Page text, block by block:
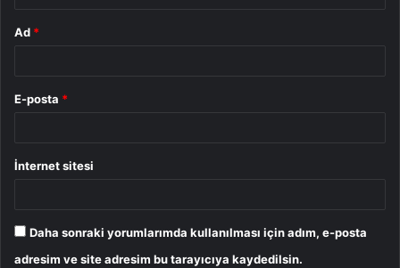
Ad *
E-posta *
İnternet sitesi
Daha sonraki yorumlarımda kullanılması için adım, e-posta
adresim ve site adresim bu tarayıcıya kaydedilsin.